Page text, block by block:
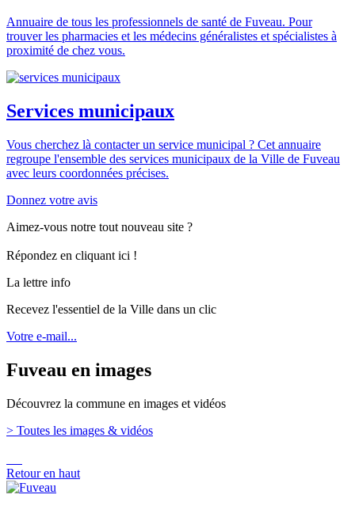
Annuaire de tous les professionnels de santé de Fuveau. Pour
trouver les pharmacies et les médecins généralistes et spécialistes à
proximité de chez vous.
Services municipaux
Vous cherchez là contacter un service municipal ? Cet annuaire
regroupe l'ensemble des services municipaux de la Ville de Fuveau
avec leurs coordonnées précises.
Donnez votre avis
Aimez-vous notre tout nouveau site ?
Répondez en cliquant ici !
La lettre info
Recevez l'essentiel de la Ville dans un clic
Votre e-mail...
Fuveau en images
Découvrez la commune en images et vidéos
> Toutes les images & vidéos
Retour en haut